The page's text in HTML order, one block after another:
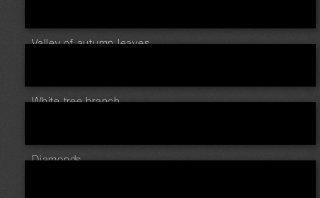
Valley of autumn leaves
White tree branch
Diamonds